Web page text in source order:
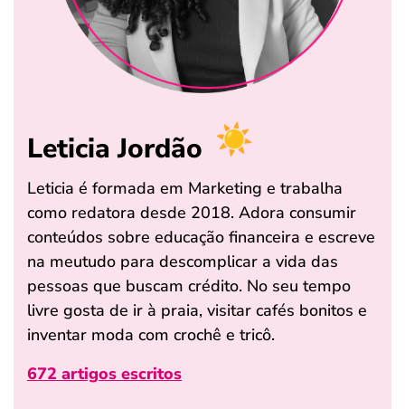
Leticia Jordão
Leticia é formada em Marketing e trabalha
como redatora desde 2018. Adora consumir
conteúdos sobre educação financeira e escreve
na meutudo para descomplicar a vida das
pessoas que buscam crédito. No seu tempo
livre gosta de ir à praia, visitar cafés bonitos e
inventar moda com crochê e tricô.
672 artigos escritos